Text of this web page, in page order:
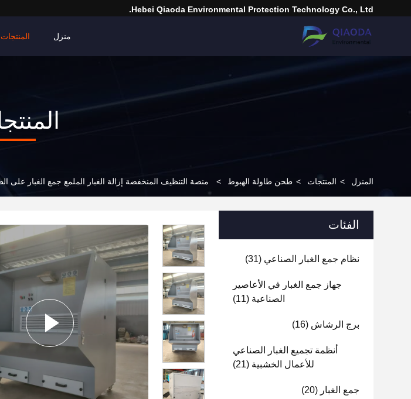
Hebei Qiaoda Environmental Protection Technology Co., Ltd.
منزل المنتجات
المنزل > المنتجات > طحن طاولة الهبوط > منصة التنظيف المنخفضة إزالة الغبار الملمع جمع الغبار على
الفئات
نظام جمع الغبار الصناعي (31)
جهاز جمع الغبار في الأعاصير
الصناعية (11)
برج الرشاش (16)
أنظمة تجميع الغبار الصناعي
للأعمال الخشبية (21)
جمع الغبار (20)